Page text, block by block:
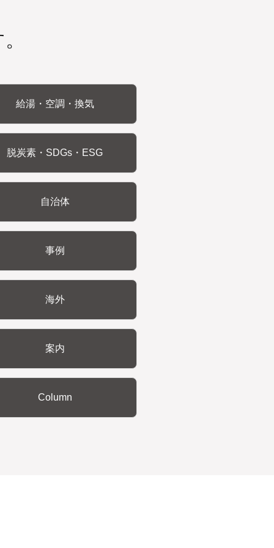
給湯・空調・換気
脱炭素・SDGs・ESG
自治体
事例
海外
案内
Column